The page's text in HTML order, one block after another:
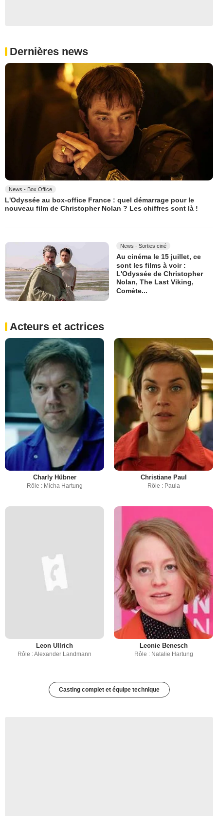
Dernières news
News - Box Office
L'Odyssée au box-office France : quel démarrage pour le
nouveau film de Christopher Nolan ? Les chiffres sont là !
News - Sorties ciné
Au cinéma le 15 juillet, ce
sont les films à voir :
L'Odyssée de Christopher
Nolan, The Last Viking,
Comète...
Acteurs et actrices
Charly Hübner
Rôle : Micha Hartung
Christiane Paul
Rôle : Paula
Leon Ullrich
Rôle : Alexander Landmann
Leonie Benesch
Rôle : Natalie Hartung
Casting complet et équipe technique